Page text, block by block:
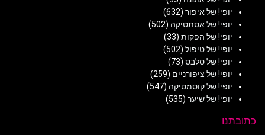
יופי! של איפור (632)
יופי! של אסתטיקה (502)
יופי! של הפקות (33)
יופי! של טיפול (502)
יופי! של סלבס (73)
יופי! של ציפורניים (259)
יופי! של קוסמטיקה (547)
יופי! של שיער (535)
כתובתנו